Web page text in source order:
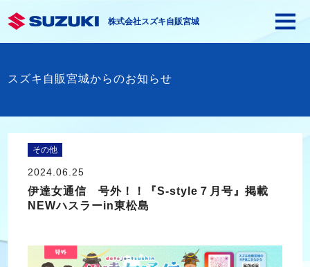
株式会社スズキ自販宮城
スズキ自販宮城からのお知らせ
その他
2024.06.25
伊達女通信 号外！！『S-style７月号』掲載
NEWハスラーin東松島